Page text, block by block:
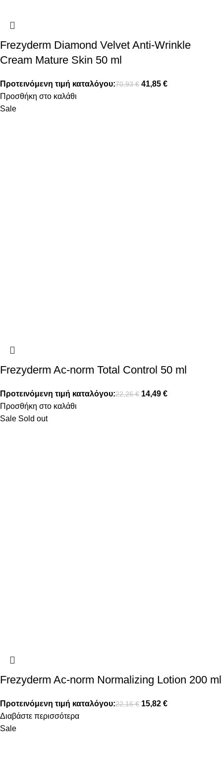
Frezyderm Diamond Velvet Anti-Wrinkle
Cream Mature Skin 50 ml
Προτεινόμενη τιμή καταλόγου:70,93€ 41,85 €
Προσθήκη στο καλάθι
Sale
Frezyderm Ac-norm Total Control 50 ml
Προτεινόμενη τιμή καταλόγου:22,26€ 14,49 €
Προσθήκη στο καλάθι
Sale Sold out
Frezyderm Ac-norm Normalizing Lotion 200 ml
Προτεινόμενη τιμή καταλόγου:22,16€ 15,82 €
Διαβάστε περισσότερα
Sale